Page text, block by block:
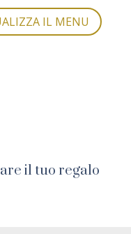
IL MENU
il tuo regalo